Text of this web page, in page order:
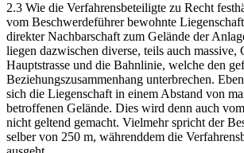
2.3 Wie die Verfahrensbeteiligte zu Recht
vom Beschwerdeführer bewohnte
direkter Nachbarschaft zum Gelände der
liegen dazwischen diverse, teils auch massive,
Hauptstrasse und die Bahnlinie, welche den
Beziehungszusammenhang unterbrechen.
sich die Liegenschaft in einem Abstand von
betroffenen Gelände. Dies wird denn auch
nicht geltend gemacht. Vielmehr spricht der
selber von 250 m, währenddem die